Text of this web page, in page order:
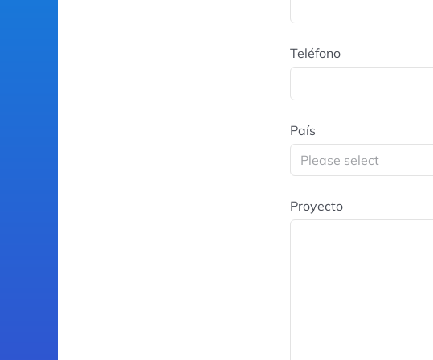
Teléfono
País
Proyecto